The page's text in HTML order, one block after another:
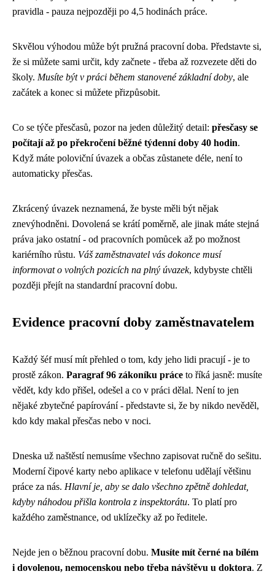
pravidla - pauza nejpozději po 4,5 hodinách práce.
Skvělou výhodou může být pružná pracovní doba. Představte si,
že si můžete sami určit, kdy začnete - třeba až rozvezete děti do
školy. Musíte být v práci během stanovené základní doby, ale
začátek a konec si můžete přizpůsobit.
Co se týče přesčasů, pozor na jeden důležitý detail: přesčasy se
počítají až po překročení běžné týdenní doby 40 hodin.
Když máte poloviční úvazek a občas zůstanete déle, není to
automaticky přesčas.
Zkrácený úvazek neznamená, že byste měli být nějak
znevýhodněni. Dovolená se krátí poměrně, ale jinak máte stejná
práva jako ostatní - od pracovních pomůcek až po možnost
kariérního růstu. Váš zaměstnavatel vás dokonce musí
informovat o volných pozicích na plný úvazek, kdybyste chtěli
později přejít na standardní pracovní dobu.
Evidence pracovní doby zaměstnavatelem
Každý šéf musí mít přehled o tom, kdy jeho lidi pracují - je to
prostě zákon. Paragraf 96 zákoníku práce to říká jasně: musíte
vědět, kdy kdo přišel, odešel a co v práci dělal. Není to jen
nějaké zbytečné papírování - představte si, že by nikdo nevěděl,
kdo kdy makal přesčas nebo v noci.
Dneska už naštěstí nemusíme všechno zapisovat ručně do sešitu.
Moderní čipové karty nebo aplikace v telefonu udělají většinu
práce za nás. Hlavní je, aby se dalo všechno zpětně dohledat,
kdyby náhodou přišla kontrola z inspektorátu. To platí pro
každého zaměstnance, od uklízečky až po ředitele.
Nejde jen o běžnou pracovní dobu. Musíte mít černé na bílém
i dovolenou, nemocenskou nebo třeba návštěvu u doktora. Z